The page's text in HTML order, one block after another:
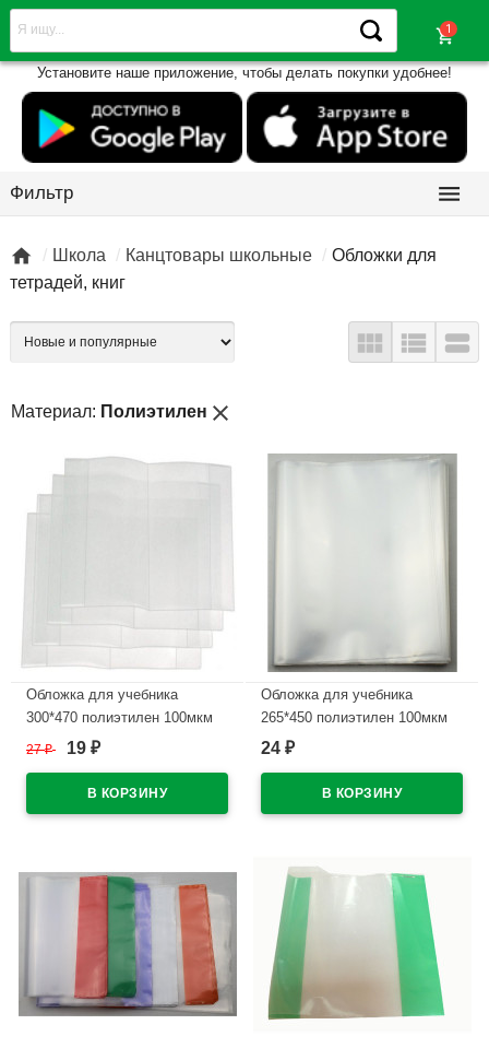
shopping_cart
Установите наше приложение, чтобы делать покупки удобнее!
Фильтр 
 Школа Канцтовары школьные
Обложки для
тетрадей, книг
  
Материал: Полиэтилен close
Обложка для учебника
300*470 полиэтилен 100мкм
универсальная А4 с липким
27₽ 19 ₽
Обложка для учебника
265*450 полиэтилен 100мкм
универсальная ПЕТЕРСОН М
24 ₽